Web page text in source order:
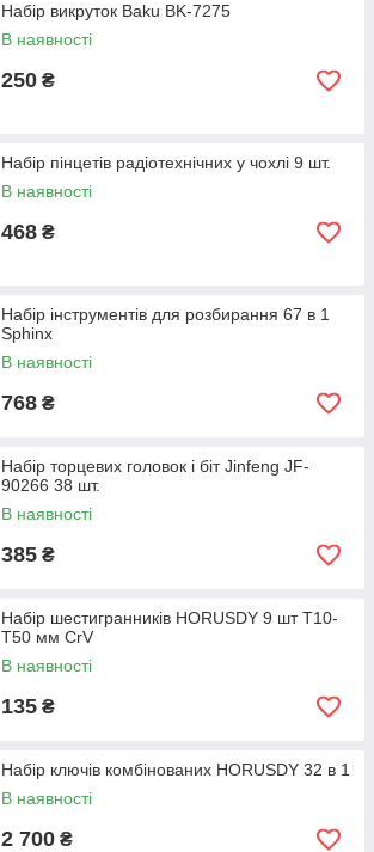
Набір викруток Baku BK-7275
В наявності
250 ₴
Набір пінцетів радіотехнічних у чохлі 9 шт.
В наявності
468 ₴
Набір інструментів для розбирання 67 в 1
Sphinx
В наявності
768 ₴
Набір торцевих головок і біт Jinfeng JF-
90266 38 шт.
В наявності
385 ₴
Набір шестигранників HORUSDY 9 шт Т10-
Т50 мм CrV
В наявності
135 ₴
Набір ключів комбінованих HORUSDY 32 в 1
В наявності
2 700 ₴